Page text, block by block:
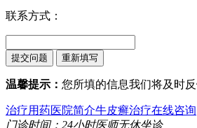
联系方式：
温馨提示： 您所填的信息我们将及时
治疗用药医院简介牛皮癣治疗在线咨询
门诊时间：24小时医师无休坐诊